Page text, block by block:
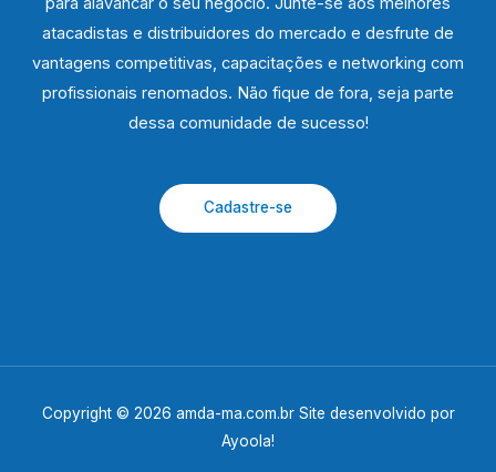
atacadistas e distribuidores do mercado e desfrute de
vantagens competitivas, capacitações e networking com
profissionais renomados. Não fique de fora, seja parte
dessa comunidade de sucesso!
Cadastre-se
Copyright © 2026 amda-ma.com.br Site desenvolvido por
Ayoola!